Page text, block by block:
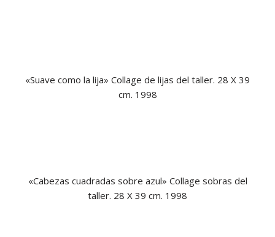
«Suave como la lija» Collage de lijas del taller. 28 X 39
cm. 1998
«Cabezas cuadradas sobre azul» Collage sobras del
taller. 28 X 39 cm. 1998